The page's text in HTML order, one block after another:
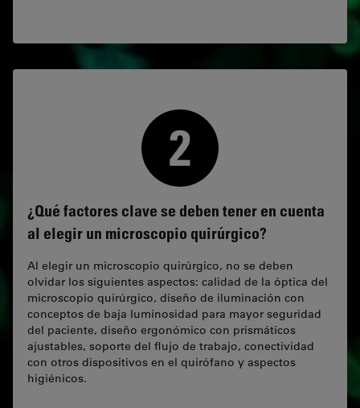
¿Qué factores clave se deben tener en cuenta
al elegir un microscopio quirúrgico?
Al elegir un microscopio quirúrgico, no se deben
olvidar los siguientes aspectos: calidad de la óptica del
microscopio quirúrgico, diseño de iluminación con
conceptos de baja luminosidad para mayor seguridad
del paciente, diseño ergonómico con prismáticos
ajustables, soporte del flujo de trabajo, conectividad
con otros dispositivos en el quirófano y aspectos
higiénicos.